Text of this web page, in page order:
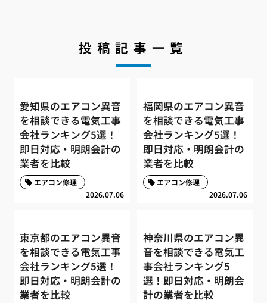
投稿記事一覧
愛知県のエアコン異音
を相談できる電気工事
会社ランキング5選！
即日対応・明朗会計の
業者を比較
2026.07.06
エアコン修理
福岡県のエアコン異音
を相談できる電気工事
会社ランキング5選！
即日対応・明朗会計の
業者を比較
2026.07.06
エアコン修理
東京都のエアコン異音
を相談できる電気工事
会社ランキング5選！
即日対応・明朗会計の
業者を比較
神奈川県のエアコン異
音を相談できる電気工
事会社ランキング5
選！即日対応・明朗会
計の業者を比較